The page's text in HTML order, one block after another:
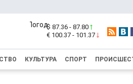
$ 87.36 - 87.80
€ 100.37 - 101.37
КУЛЬТУРА СПОРТ